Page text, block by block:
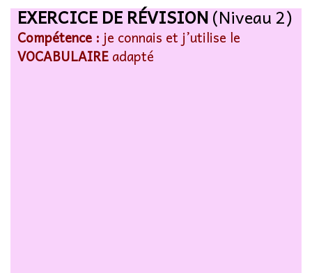
EXERCICE DE RÉVISION(Niveau 2)
Compétence : je connais et j’utilise le
VOCABULAIRE adapté